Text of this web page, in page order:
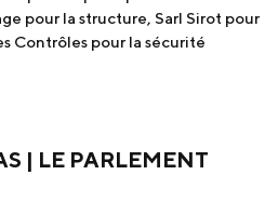
pour la structure, Sarl Sirot pour
Contrôles pour la sécurité
| LE PARLEMENT